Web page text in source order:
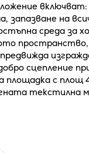
на
среда за
сцепление
площадка с
текстилна